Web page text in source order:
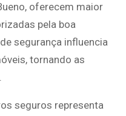
oferecem maior
pela boa
segurança influencia
tornando as
seguros representa